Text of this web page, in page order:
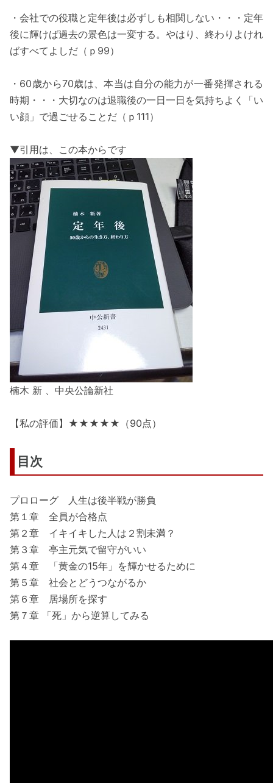
・会社での役職と定年後は必ずしも相関しない・・・定年
後に輝けば過去の景色は一変する。やはり、終わりよけれ
ばすべてよしだ（ｐ99）
・60歳から70歳は、本当は自分の能力が一番発揮される
時期・・・大切なのは退職後の一日一日を気持ちよく「い
い顔」で過ごせることだ（ｐ111）
▼引用は、この本からです
楠木 新 、中央公論新社
【私の評価】★★★★★（90点）
目次
プロローグ 人生は後半戦が勝負
第１章 全員が合格点
第２章 イキイキした人は２割未満？
第３章 亭主元気で留守がいい
第４章 「黄金の15年」を輝かせるために
第５章 社会とどうつながるか
第６章 居場所を探す
第７章 「死」から逆算してみる